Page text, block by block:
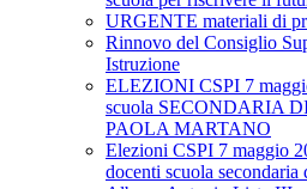
URGENTE materiali di
Rinnovo del Consiglio
Istruzione
ELEZIONI CSPI 7
scuola SECONDARIA
PAOLA MARTANO
Elezioni CSPI 7 maggio
docenti scuola